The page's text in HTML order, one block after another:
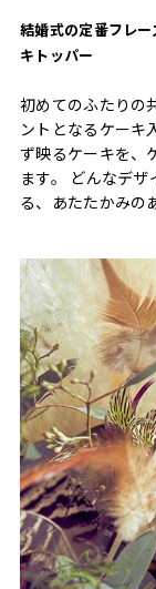
結婚式の定番フレ
キトッパー
初めてのふたりの
ントとなるケーキ
ず映るケーキを、
ます。 どんなデ
る、あたたかみの